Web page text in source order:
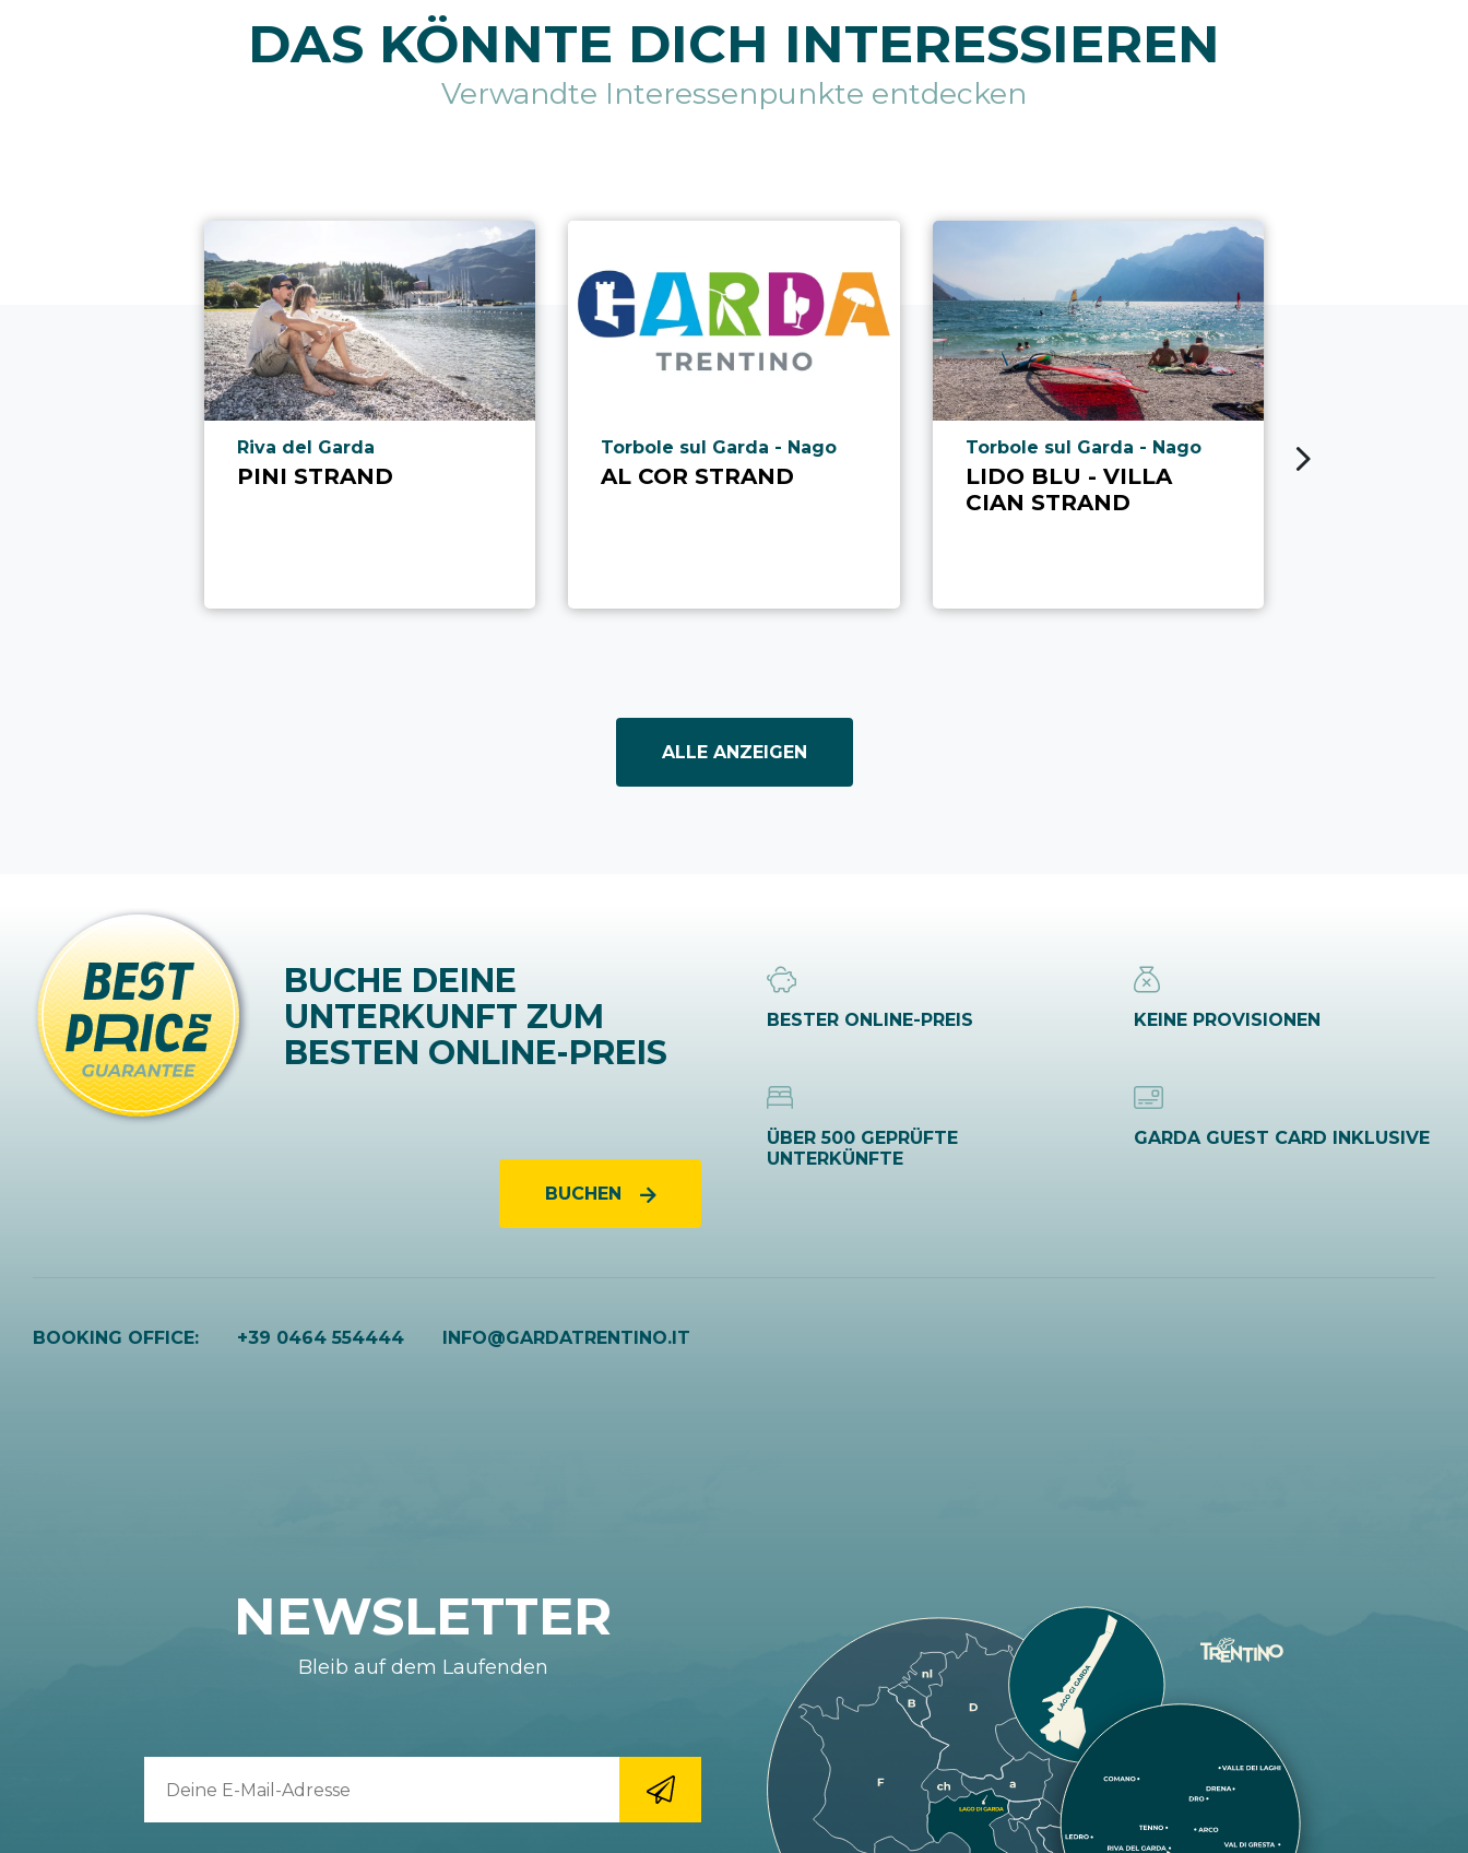
DAS KÖNNTE DICH INTERESSIEREN
Verwandte Interessenpunkte entdecken
aria.poi_location_prefix
Riva del Garda
PINI STRAND
aria.poi_location_prefix
Torbole sul Garda - Nago
AL COR STRAND
aria.poi_location_prefix
Torbole sul Garda - Nago
LIDO BLU - VILLA
CIAN STRAND
ALLE ANZEIGEN
BUCHE DEINE
UNTERKUNFT ZUM
BESTEN ONLINE-PREIS
BUCHEN
BESTER ONLINE-PREIS KEINE PROVISIONEN
ÜBER 500 GEPRÜFTE
UNTERKÜNFTE
GARDA GUEST CARD INKLUSIVE
BOOKING OFFICE: +39 0464 554444 INFO@GARDATRENTINO.IT
NEWSLETTER
Bleib auf dem Laufenden